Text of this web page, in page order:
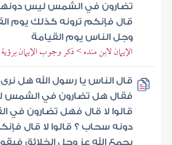
تضارون في الشمس ليس دونها
قال فإنكم ترونه كذلك يوم
وجل الناس يوم القيامة
الإيمان لابن منده > ذكر وجوب الإيمان
قال الناس يا رسول الله هل نرى
فقال هل تضارون في الشمس
قالوا لا قال فهل تضارون في
دونه سحاب ؟ قالوا لا قال
يجمع الله عز وجل الخلائق